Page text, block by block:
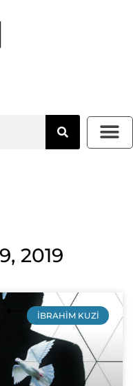
2019
İBRAHIM KUZI